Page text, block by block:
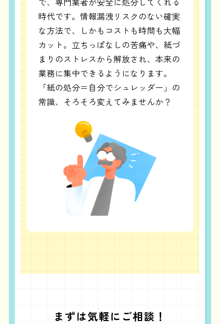
時代です。情報漏洩リスクのない確実
な方法で、しかもコストも時間も大幅
カット。立ちっぱなしの苦痛や、紙づ
まりのストレスから解放され、本来の
業務に集中できるようになります。
「紙の処分＝自分でシュレッダー」の
常識、そろそろ変えてみませんか？
まずは気軽にご相談！